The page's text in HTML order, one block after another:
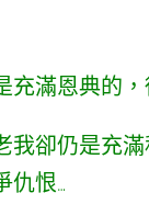
充滿恩典的
我卻仍是充
仇恨…